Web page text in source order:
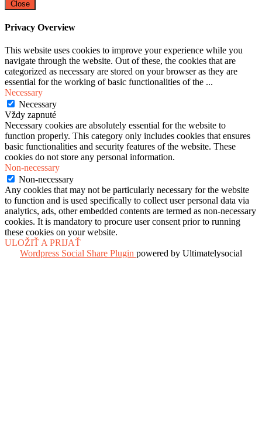
Close
Privacy Overview
This website uses cookies to improve your experience while you
navigate through the website. Out of these, the cookies that are
categorized as necessary are stored on your browser as they are
essential for the working of basic functionalities of the ...
Necessary
Necessary
Vždy zapnuté
Necessary cookies are absolutely essential for the website to
function properly. This category only includes cookies that ensures
basic functionalities and security features of the website. These
cookies do not store any personal information.
Non-necessary
Non-necessary
Any cookies that may not be particularly necessary for the website
to function and is used specifically to collect user personal data via
analytics, ads, other embedded contents are termed as non-necessary
cookies. It is mandatory to procure user consent prior to running
these cookies on your website.
ULOŽIŤ A PRIJAŤ
Wordpress Social Share Plugin powered by Ultimatelysocial